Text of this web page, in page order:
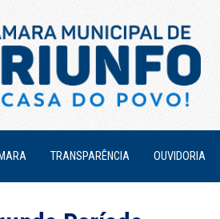
TRANSPARÊNCIA OUVIDORIA